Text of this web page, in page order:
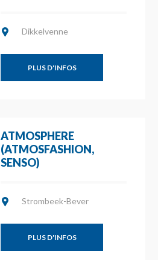
Dikkelvenne
PLUS D'INFOS
ATMOSPHERE
(ATMOSFASHION,
SENSO)
Strombeek-Bever
PLUS D'INFOS